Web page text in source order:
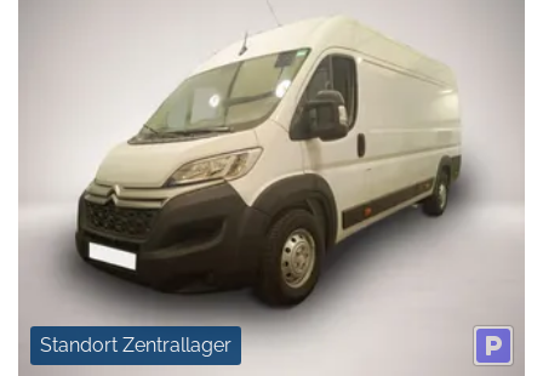
Standort Zentrallager